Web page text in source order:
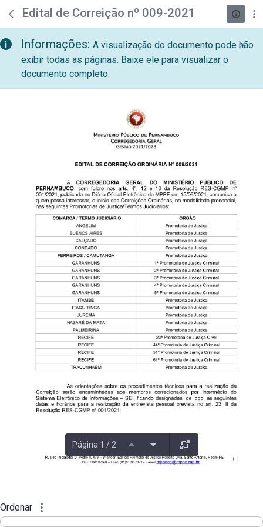
Pular para o Conteúdo principal
teste descricao
Edital de Correição nº 009-2021
Informações: A visualização do documento pode não
exibir todas as páginas. Baixe ele para visualizar o
documento completo.
Página 1 / 2
Ordenar